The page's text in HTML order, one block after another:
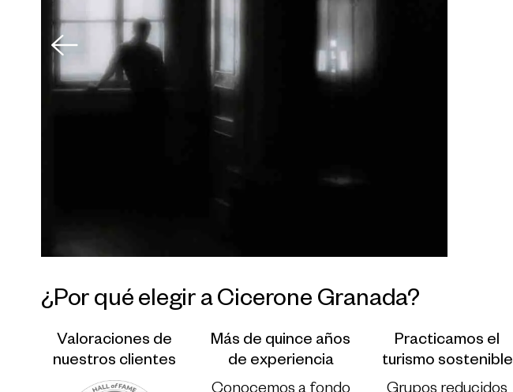
¿Por qué elegir a Cicerone Granada?
Valoraciones de
nuestros clientes
Más de quince años
de experiencia
Practicamos el
turismo sostenible